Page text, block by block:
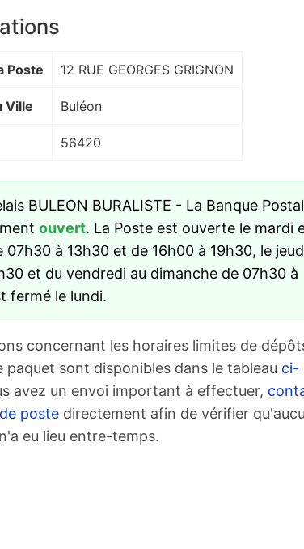
Poste 12 RUE GEORGES GRIGNON
Ville Buléon
56420
BULEON BURALISTE - La Banque
ouvert. La Poste est ouverte le mardi
07h30 à 13h30 et de 16h00 à 19h30, le
et du vendredi au dimanche de 07h30 à
fermé le lundi.
concernant les horaires limites de
paquet sont disponibles dans le tableau ci-
avez un envoi important à effectuer,
poste directement afin de vérifier
eu lieu entre-temps.